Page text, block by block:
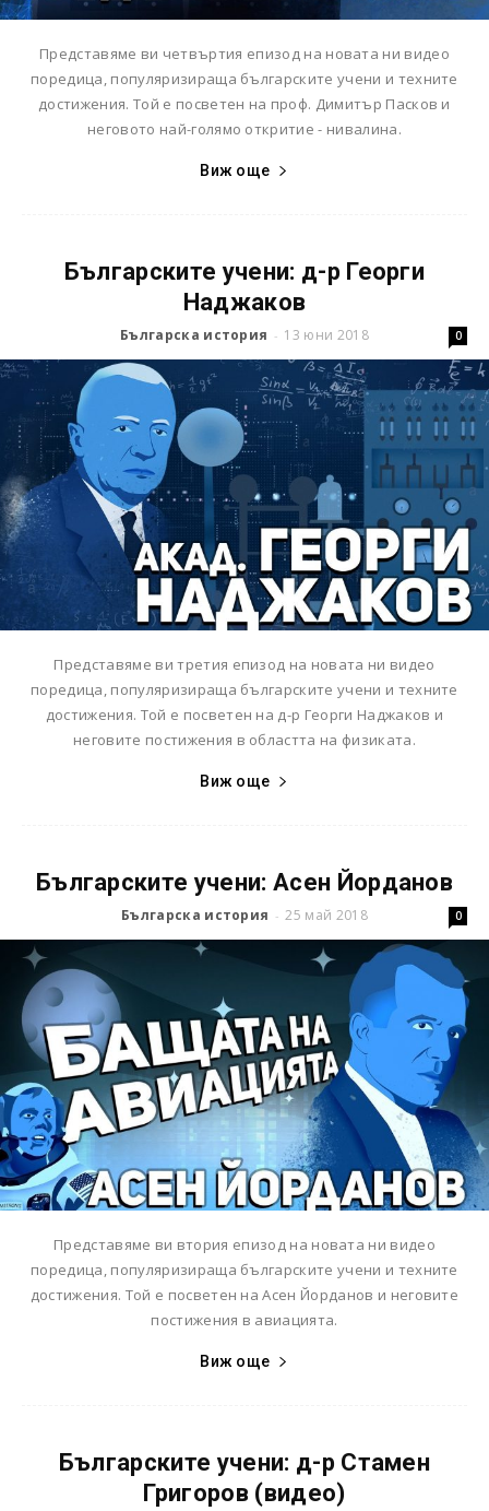
Представяме ви четвъртия епизод на новата ни видео
поредица, популяризираща българските учени и техните
достижения. Той е посветен на проф. Димитър Пасков и
неговото най-голямо откритие - нивалина.
Виж още
Българските учени: д-р Георги
Наджаков
Българска история - 13 юни 2018 0
Представяме ви третия епизод на новата ни видео
поредица, популяризираща българските учени и техните
достижения. Той е посветен на д-р Георги Наджаков и
неговите постижения в областта на физиката.
Виж още
Българските учени: Асен Йорданов
Българска история - 25 май 2018 0
Представяме ви втория епизод на новата ни видео
поредица, популяризираща българските учени и техните
достижения. Той е посветен на Асен Йорданов и неговите
постижения в авиацията.
Виж още
Българските учени: д-р Стамен
Григоров (видео)